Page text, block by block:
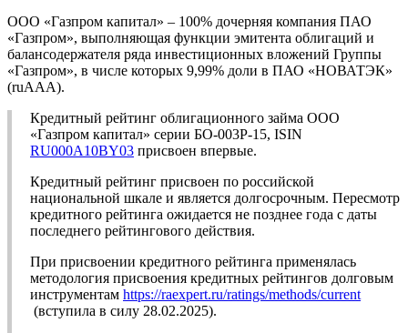
ООО «Газпром капитал» – 100% дочерняя компания ПАО
«Газпром», выполняющая функции эмитента облигаций и
балансодержателя ряда инвестиционных вложений Группы
«Газпром», в числе которых 9,99% доли в ПАО «НОВАТЭК»
(ruAAA).
Кредитный рейтинг облигационного займа ООО
«Газпром капитал» серии БО-003Р-15, ISIN
RU000A10BY03 присвоен впервые.
Кредитный рейтинг присвоен по российской
национальной шкале и является долгосрочным. Пересмотр
кредитного рейтинга ожидается не позднее года с даты
последнего рейтингового действия.
При присвоении кредитного рейтинга применялась
методология присвоения кредитных рейтингов долговым
инструментам https://raexpert.ru/ratings/methods/current
(вступила в силу 28.02.2025).